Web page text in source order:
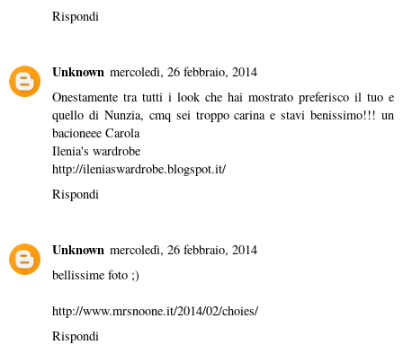
Rispondi
Unknown mercoledì, 26 febbraio, 2014
Onestamente tra tutti i look che hai mostrato preferisco il tuo e
quello di Nunzia, cmq sei troppo carina e stavi benissimo!!! un
bacioneee Carola
Ilenia's wardrobe
http://ileniaswardrobe.blogspot.it/
Rispondi
Unknown mercoledì, 26 febbraio, 2014
bellissime foto ;)
http://www.mrsnoone.it/2014/02/choies/
Rispondi